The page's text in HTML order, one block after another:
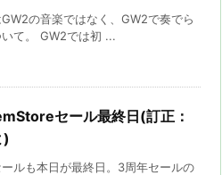
の音楽ではなく、GW2で奏でら
て。 GW2では初 ...
セール最終日(訂正：
)
ールも本日が最終日。3周年セールの